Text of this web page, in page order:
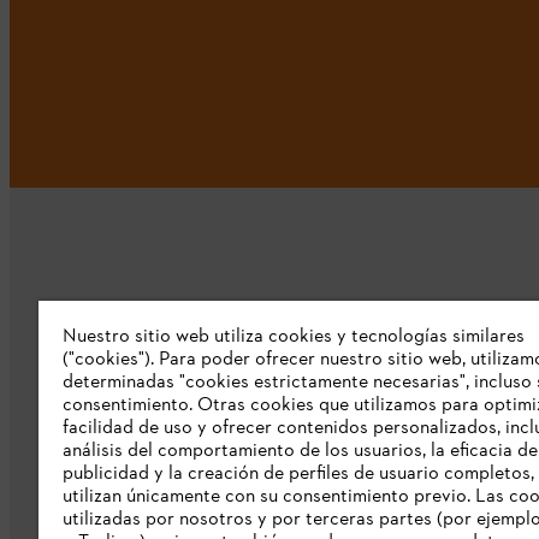
Nuestra empresa
Sobre nosostros
Prensa
Catálogo STIHL
Nuestro sitio web utiliza cookies y tecnologías similares
("cookies"). Para poder ofrecer nuestro sitio web,
determinadas "cookies estrictamente necesarias", incluso
consentimiento. Otras cookies que utilizamos para
facilidad de uso y ofrecer contenidos personalizados,
análisis del comportamiento de los usuarios, la eficacia
publicidad y la creación de perfiles de usuario completos,
utilizan únicamente con su consentimiento previo. Las
utilizadas por nosotros y por terceras partes (por